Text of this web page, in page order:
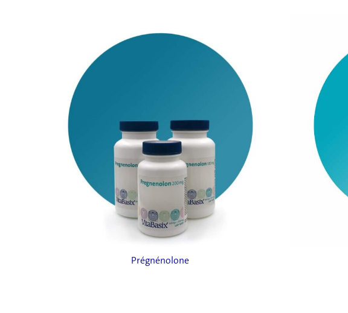
Prégnénolone